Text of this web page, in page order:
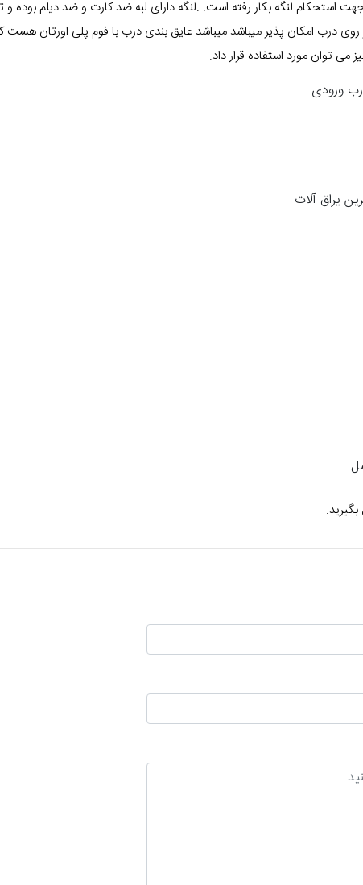
درب امکان پذیر میباشد.میباشد.عایق بندی درب با فوم پلی اورتان
می توان مورد استفاده قرار داد.
ورودی
یراق آلات